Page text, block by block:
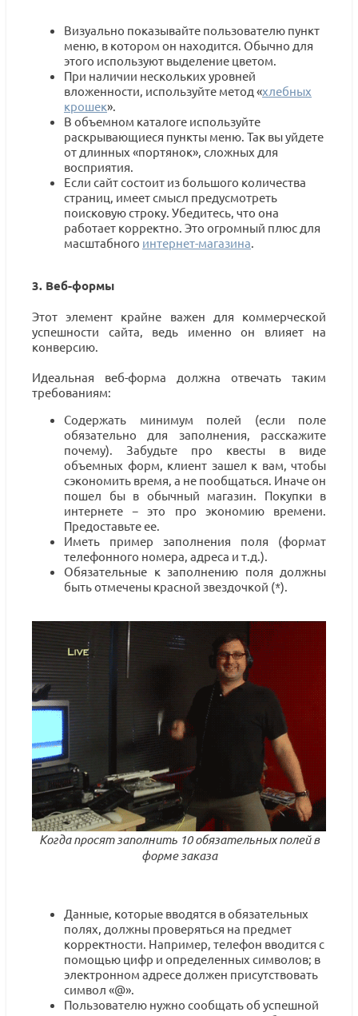
Визуально показывайте пользователю пункт
меню, в котором он находится. Обычно для
этого используют выделение цветом.
При наличии нескольких уровней
вложенности, используйте метод «хлебных
крошек».
В объемном каталоге используйте
раскрывающиеся пункты меню. Так вы уйдете
от длинных «портянок», сложных для
восприятия.
Если сайт состоит из большого количества
страниц, имеет смысл предусмотреть
поисковую строку. Убедитесь, что она
работает корректно. Это огромный плюс для
масштабного интернет-магазина
3. Веб-формы
Этот элемент крайне важен для коммерческой
успешности сайта, ведь именно он влияет на
конверсию.
Идеальная веб-форма должна отвечать таким
требованиям:
Содержать минимум полей (если поле
обязательно для заполнения, расскажите
почему). Забудьте про квесты в виде
объемных форм, клиент зашел к вам, чтобы
сэкономить время, а не пообщаться. Иначе он
пошел бы в обычный магазин. Покупки в
интернете − это про экономию времени.
Предоставьте ее.
Иметь пример заполнения поля (формат
телефонного номера, адреса и т.д.).
Обязательные к заполнению поля должны
быть отмечены красной звездочкой (*).
Когда просят заполнить 10 обязательных полей в
форме заказа
Данные, которые вводятся в обязательных
полях, должны проверяться на предмет
корректности. Например, телефон вводится с
помощью цифр и определенных символов; в
электронном адресе должен присутствовать
символ «@».
Пользователю нужно сообщать об успешной